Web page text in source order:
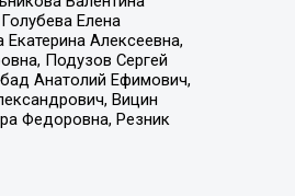
Елена
Алексеевна,
Подузов Сергей
Анатолий Ефимович,
Вицин
Федоровна, Резник